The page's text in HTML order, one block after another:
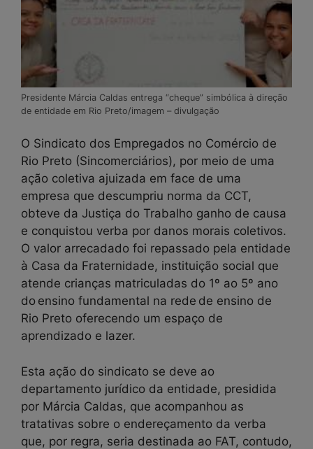
Presidente Márcia Caldas entrega “cheque” simbólica à direção
de entidade em Rio Preto/imagem – divulgação
O Sindicato dos Empregados no Comércio de
Rio Preto (Sincomerciários), por meio de uma
ação coletiva ajuizada em face de uma
empresa que descumpriu norma da CCT,
obteve da Justiça do Trabalho ganho de causa
e conquistou verba por danos morais coletivos.
O valor arrecadado foi repassado pela entidade
à Casa da Fraternidade, instituição social que
atende crianças matriculadas do 1º ao 5º ano
do ensino fundamental na rede de ensino de
Rio Preto oferecendo um espaço de
aprendizado e lazer.
Esta ação do sindicato se deve ao
departamento jurídico da entidade, presidida
por Márcia Caldas, que acompanhou as
tratativas sobre o endereçamento da verba
que, por regra, seria destinada ao FAT, contudo,